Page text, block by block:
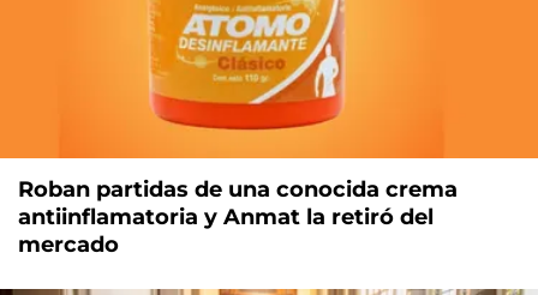
Roban partidas de una conocida crema
antiinflamatoria y Anmat la retiró del
mercado